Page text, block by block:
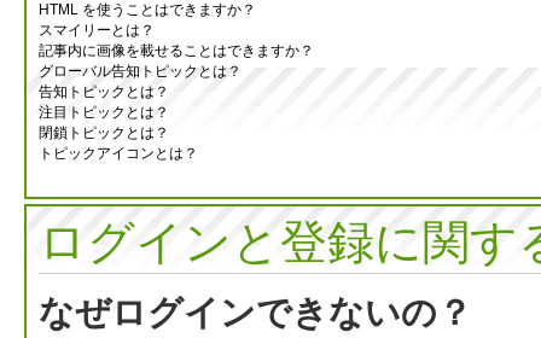
HTML を使うことはできますか？
スマイリーとは？
記事内に画像を載せることはできますか？
グローバル告知トピックとは？
告知トピックとは？
注目トピックとは？
閉鎖トピックとは？
トピックアイコンとは？
ログインと登録に関す
なぜログインできないの？